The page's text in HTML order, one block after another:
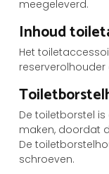
meegeleverd.
Inhoud
Het
De toiletborstel
maken, doordat
De
schroeven.